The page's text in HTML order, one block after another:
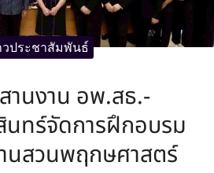
ประชาสัมพันธ์
านงาน อพ.สธ.-
นทร์จัดการฝึกอบรม
นสวนพฤกษศาสตร์